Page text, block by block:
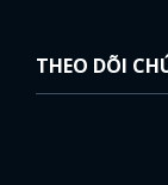
THEO DÕI